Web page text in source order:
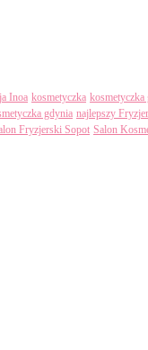
Inoa kosmetyczka kosmetyczka
gdynia najlepszy
Fryzjerski Sopot Salon